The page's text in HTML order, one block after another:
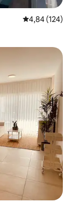
4,84 de uma
4,84 (124)